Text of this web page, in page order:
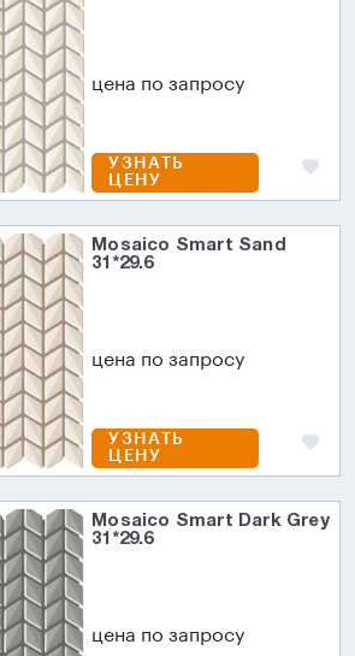
цена по запросу
УЗНАТЬ
ЦЕНУ
Mosaico Smart Sand
31*29.6
цена по запросу
УЗНАТЬ
ЦЕНУ
Mosaico Smart Dark Grey
31*29.6
цена по запросу